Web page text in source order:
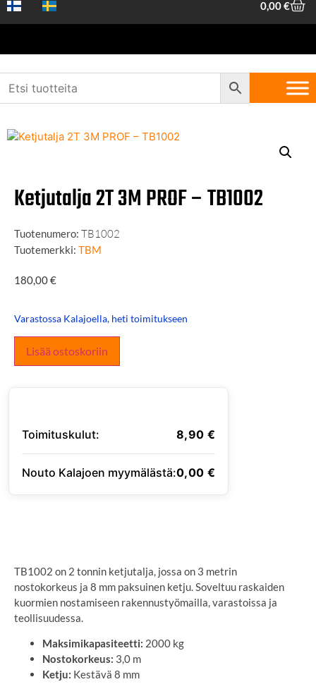
0,00€
Etusivu Koneet ja työkalut
/ Ketjutalja 2T 3M
Ketjutalja 2T 3M PROF – TB1002
Tuotenumero: TB1002
Tuotemerkki: TBM
180,00€
Varastossa Kalajoella, heti toimitukseen
Lisää ostoskoriin
Toimituskulut: 8,90 €
Nouto Kalajoen myymälästä:0,00 €
TB1002 on 2 tonnin ketjutalja, jossa on 3 metrin
nostokorkeus ja 8 mm paksuinen ketju. Soveltuu raskaiden
kuormien nostamiseen rakennustyömailla, varastoissa ja
teollisuudessa.
Maksimikapasiteetti: 2000 kg
Nostokorkeus: 3,0 m
Ketju: Kestävä 8 mm